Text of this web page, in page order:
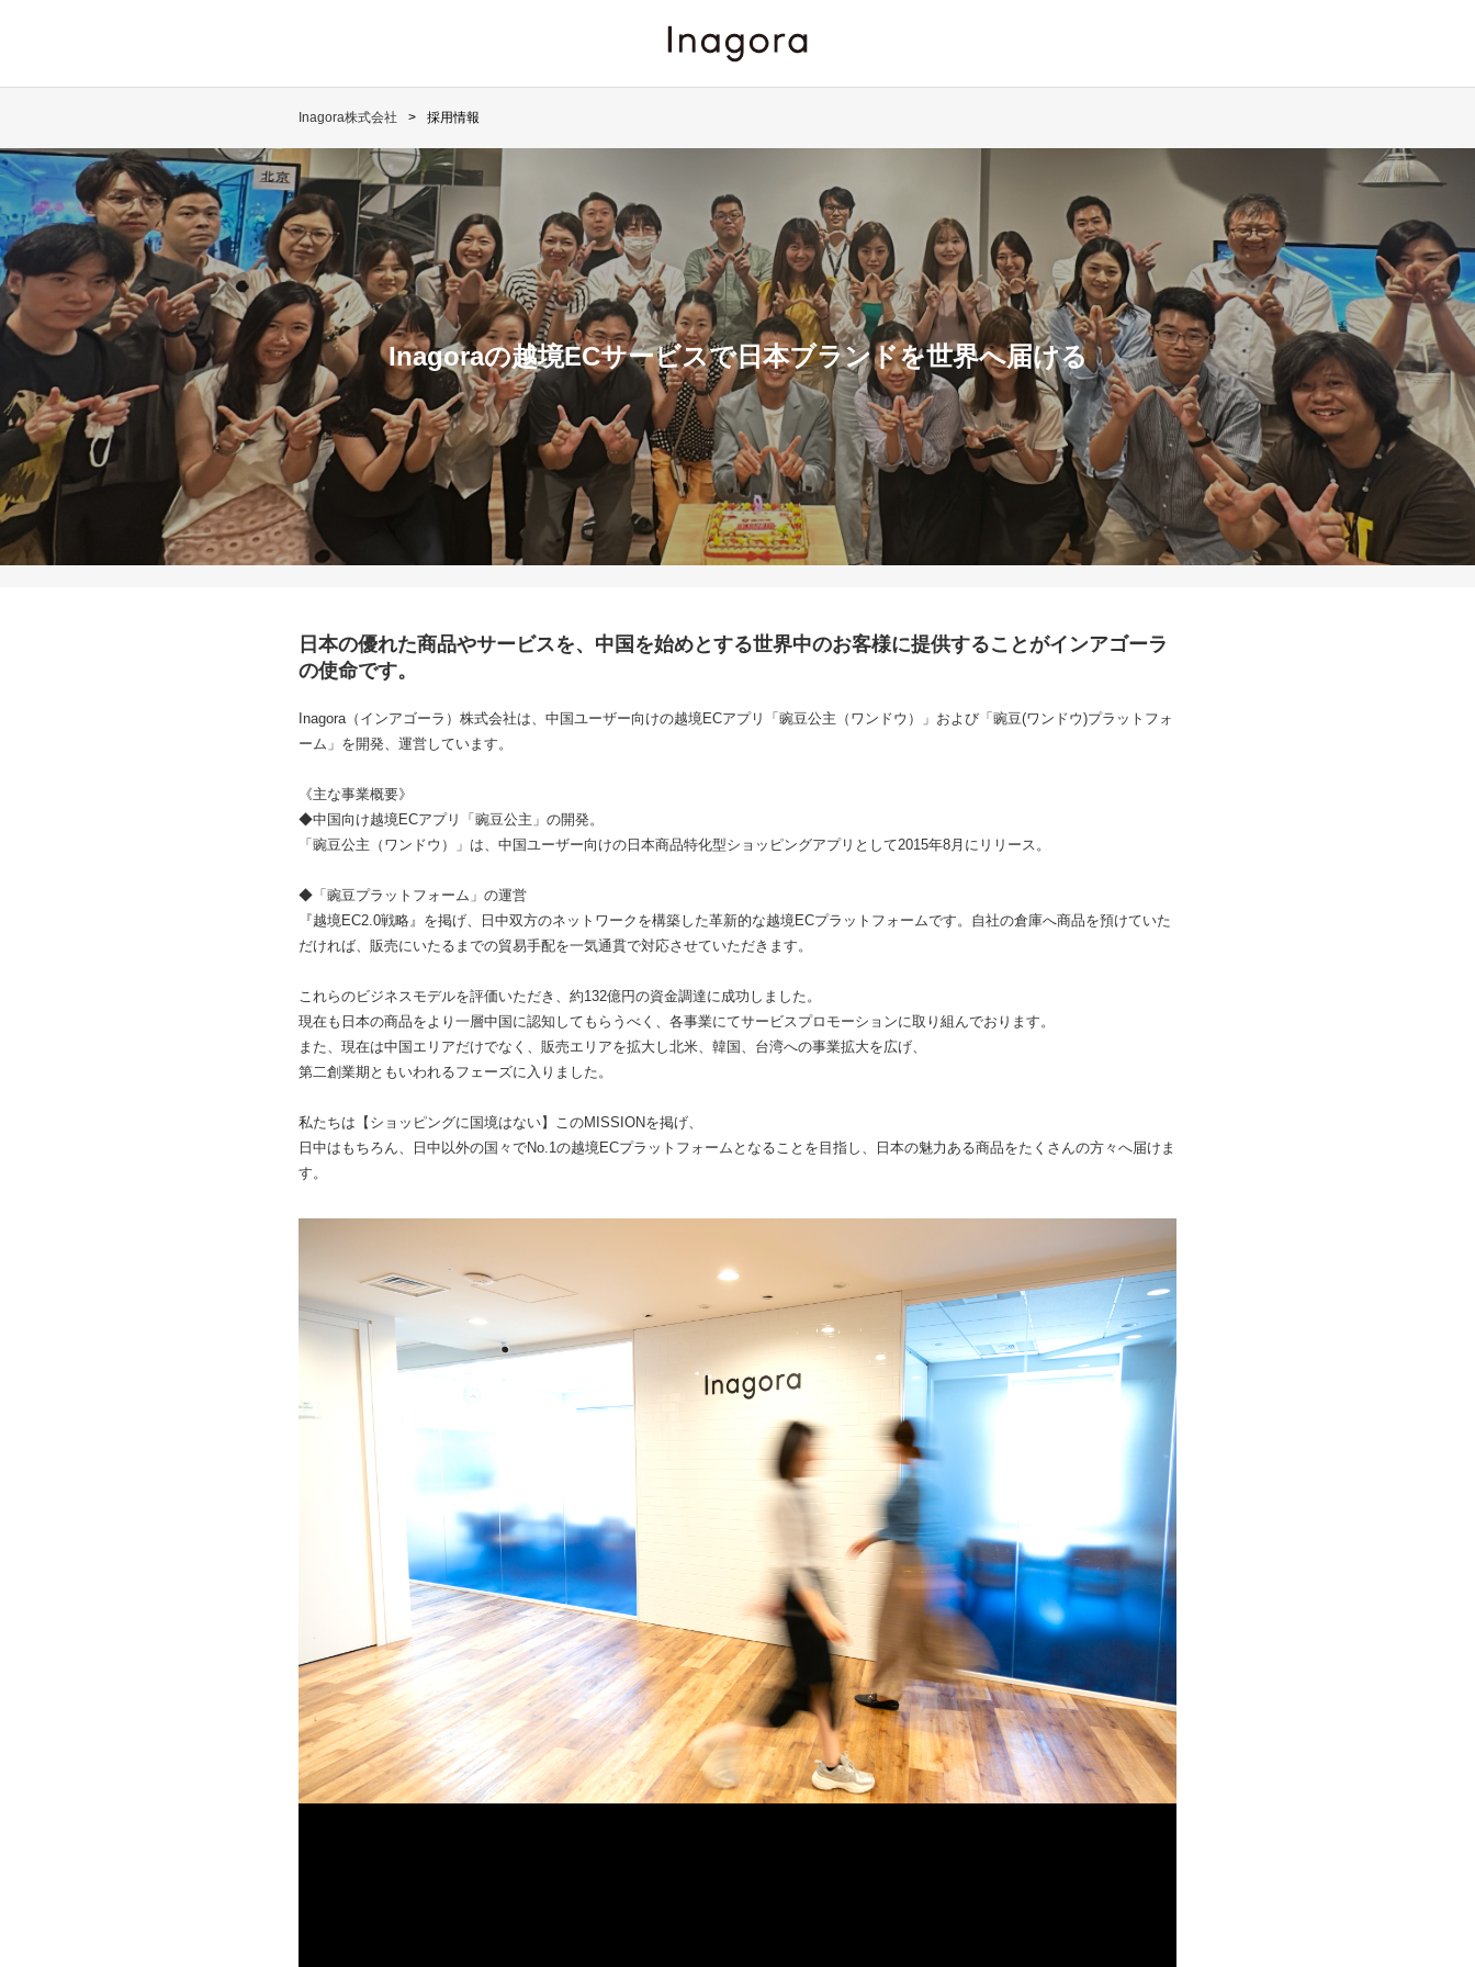
Inagora株式会社 採用情報
Inagoraの越境ECサービスで日本ブランドを世界へ届ける
日本の優れた商品やサービスを、中国を始めとする世界中のお客様に提供することがインアゴーラ
の使命です。
Inagora（インアゴーラ）株式会社は、中国ユーザー向けの越境ECアプリ「豌豆公主（ワンドウ）」および「豌豆(ワンドウ)プラットフォ
ーム」を開発、運営しています。
《主な事業概要》
◆中国向け越境ECアプリ「豌豆公主」の開発。
「豌豆公主（ワンドウ）」は、中国ユーザー向けの日本商品特化型ショッピングアプリとして2015年8月にリリース。
◆「豌豆プラットフォーム」の運営
『越境EC2.0戦略』を掲げ、日中双方のネットワークを構築した革新的な越境ECプラットフォームです。自社の倉庫へ商品を預けていた
だければ、販売にいたるまでの貿易手配を一気通貫で対応させていただきます。
これらのビジネスモデルを評価いただき、約132億円の資金調達に成功しました。
現在も日本の商品をより一層中国に認知してもらうべく、各事業にてサービスプロモーションに取り組んでおります。
また、現在は中国エリアだけでなく、販売エリアを拡大し北米、韓国、台湾への事業拡大を広げ、
第二創業期ともいわれるフェーズに入りました。
私たちは【ショッピングに国境はない】このMISSIONを掲げ、
日中はもちろん、日中以外の国々でNo.1の越境ECプラットフォームとなることを目指し、日本の魅力ある商品をたくさんの方々へ届けま
す。